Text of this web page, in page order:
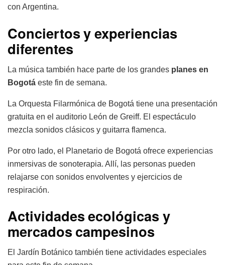
con Argentina.
Conciertos y experiencias
diferentes
La música también hace parte de los grandes planes en
Bogotá este fin de semana.
La Orquesta Filarmónica de Bogotá tiene una presentación
gratuita en el auditorio León de Greiff. El espectáculo
mezcla sonidos clásicos y guitarra flamenca.
Por otro lado, el Planetario de Bogotá ofrece experiencias
inmersivas de sonoterapia. Allí, las personas pueden
relajarse con sonidos envolventes y ejercicios de
respiración.
Actividades ecológicas y
mercados campesinos
El Jardín Botánico también tiene actividades especiales